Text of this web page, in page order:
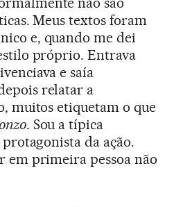
Meus textos foram
e, quando me dei
próprio. Entrava
e saía
relatar a
muitos etiquetam o que
. Sou a típica
da ação.
em primeira pessoa não